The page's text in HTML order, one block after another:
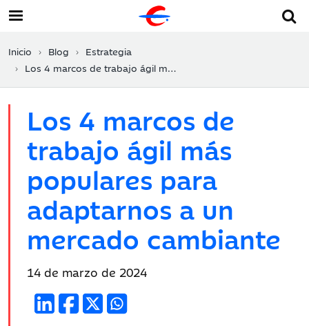
Inicio Blog
Estrategia
Los 4 marcos de trabajo ágil más populares para adaptarnos a un mercado cambiante
Los 4 marcos de
trabajo ágil más
populares para
adaptarnos a un
mercado cambiante
Fecha
publicación:
14 de marzo de 2024